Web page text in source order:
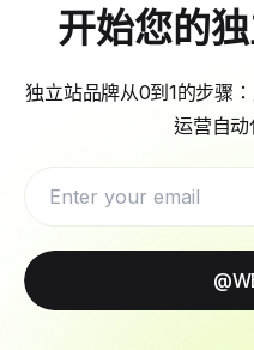
开始您的
独立站品牌从0到1的步骤
运营自